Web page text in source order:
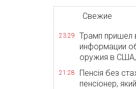
Свежие
23:29
Трамп пришел
информации
оружия в
21:28
Пенсія без
пенсіонер,